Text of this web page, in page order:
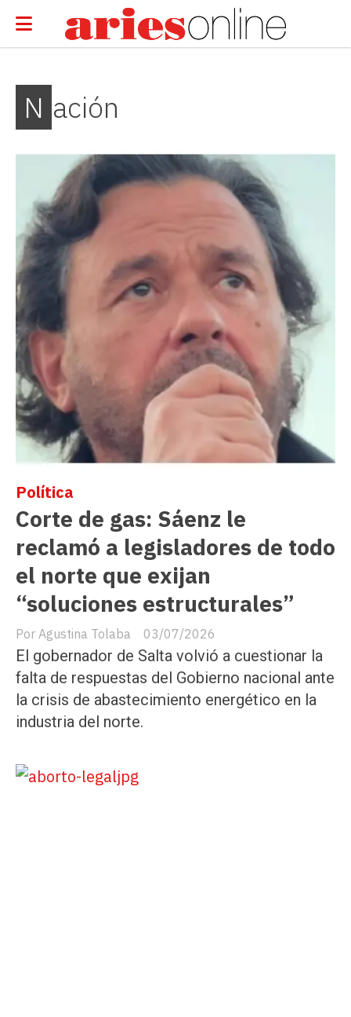
Nación
Corte de gas: Sáenz le
reclamó a legisladores de todo
el norte que exijan
“soluciones estructurales”
Agustina Tolaba
Política
03/07/2026
El gobernador de Salta volvió a cuestionar la
falta de respuestas del Gobierno nacional ante
la crisis de abastecimiento energético en la
industria del norte.